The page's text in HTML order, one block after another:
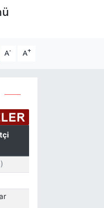
A- A+